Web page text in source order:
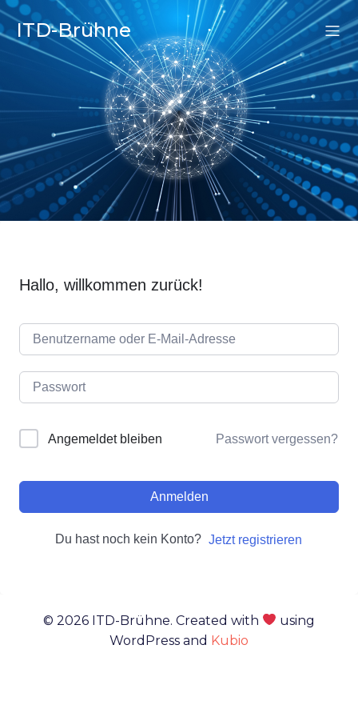
ITD-Brühne
Hallo, willkommen zurück!
Angemeldet bleiben Passwort vergessen?
Anmelden
Du hast noch kein Konto? Jetzt registrieren
© 2026 ITD-Brühne. Created with
using
WordPress and Kubio